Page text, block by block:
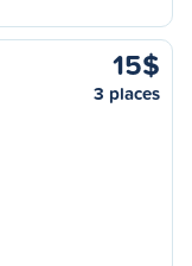
15$
3 places